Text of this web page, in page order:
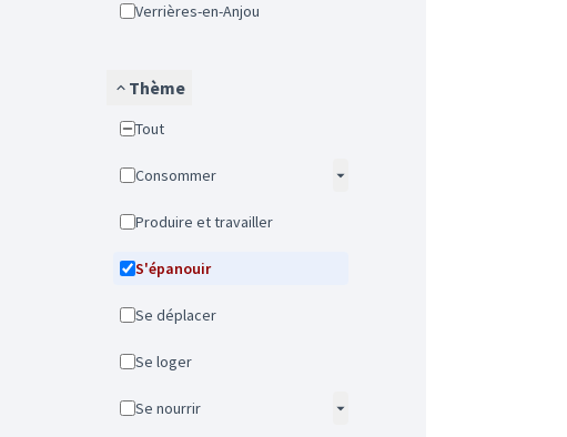
Verrières-en-Anjou
Thème
Tout
Consommer
Produire et travailler
S'épanouir
Se déplacer
Se loger
Se nourrir